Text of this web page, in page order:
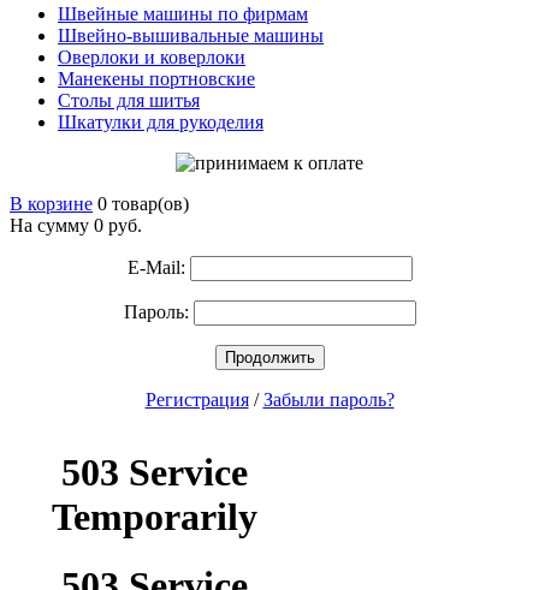
Швейные машины по фирмам
Швейно-вышивальные машины
Оверлоки и коверлоки
Манекены портновские
Столы для шитья
Шкатулки для рукоделия
В корзине 0 товар(ов)
На сумму 0 руб.
E-Mail:
Пароль:
Продолжить
Регистрация/Забыли пароль?